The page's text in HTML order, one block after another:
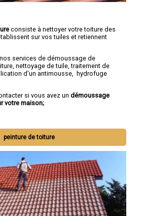
consiste à nettoyer votre toiture des
sur vos tuiles et retiennent
services de démoussage de
nettoyage de tuile, traitement de
d'un antimousse, hydrofuge
si vous avez un démoussage
votre maison;
peinture de toiture